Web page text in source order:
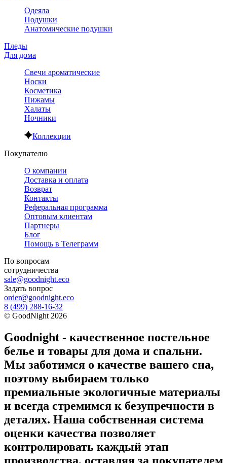
Одеяла
Подушки
Анатомические подушки
Пледы
Для дома
Свечи ароматические
Носки
Косметика
Пижамы
Халаты
Ночники
Коллекции
Покупателю
О компании
Доставка и оплата
Возврат
Контакты
Реферальная программа
Оптовым клиентам
Партнеры
Блог
Помощь в Телеграмм
По вопросам
сотрудничества
sale@goodnight.eco
Задать вопрос
order@goodnight.eco
8 (499) 288-16-32
© GoodNight 2026
Goodnight - качественное постельное
белье и товары для дома и спальни.
Мы заботимся о качестве вашего сна,
поэтому выбираем только
премиальные экологичные материалы
и всегда стремимся к безупречности в
деталях. Наша собственная система
оценки качества позволяет
контролировать каждый этап
производства, оставляя за покупателем